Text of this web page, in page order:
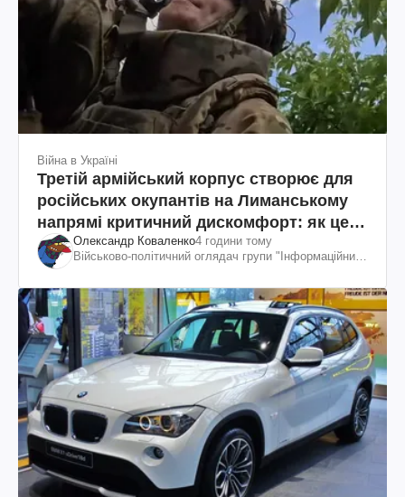
Війна в Україні
Третій армійський корпус створює для
російських окупантів на Лиманському
напрямі критичний дискомфорт: як це
вдалосяОлександр Коваленко4 години тому
Військово-політичний оглядач групи "Інформаційний